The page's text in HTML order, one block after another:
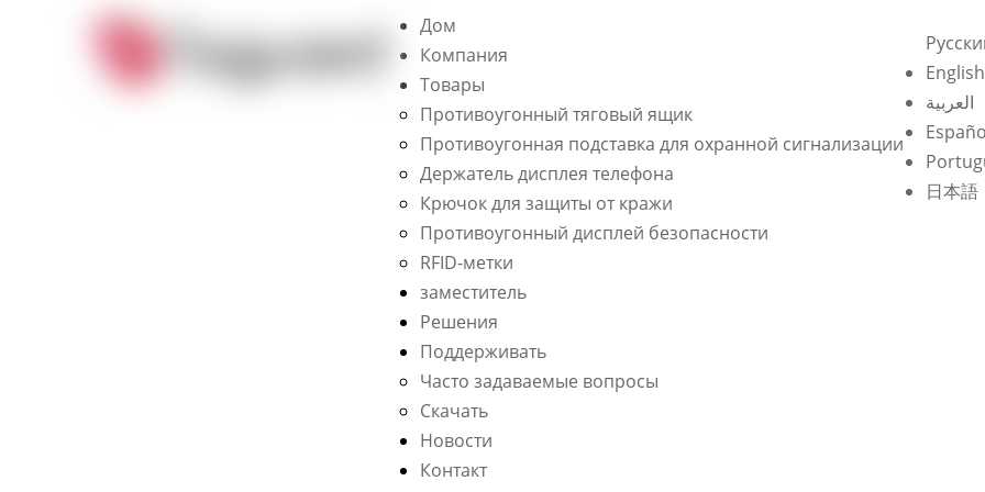
Дом
Компания
Товары
Противоугонный тяговый ящик
Противоугонная подставка для охранной сигнализации
Держатель дисплея телефона
Крючок для защиты от кражи
Противоугонный дисплей безопасности
RFID-метки
заместитель
Решения
Поддерживать
Часто задаваемые вопросы
Скачать
Новости
Контакт
English
العربية
日本語